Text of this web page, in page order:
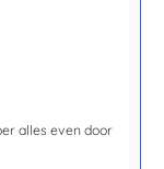
alles even door